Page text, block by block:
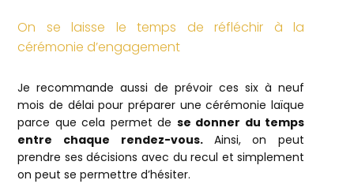
On se laisse le temps de réfléchir à la
cérémonie d’engagement
Je recommande aussi de prévoir ces six à neuf
mois de délai pour préparer une cérémonie laïque
parce que cela permet de se donner du temps
entre chaque rendez-vous. Ainsi, on peut
prendre ses décisions avec du recul et simplement
on peut se permettre d’hésiter.